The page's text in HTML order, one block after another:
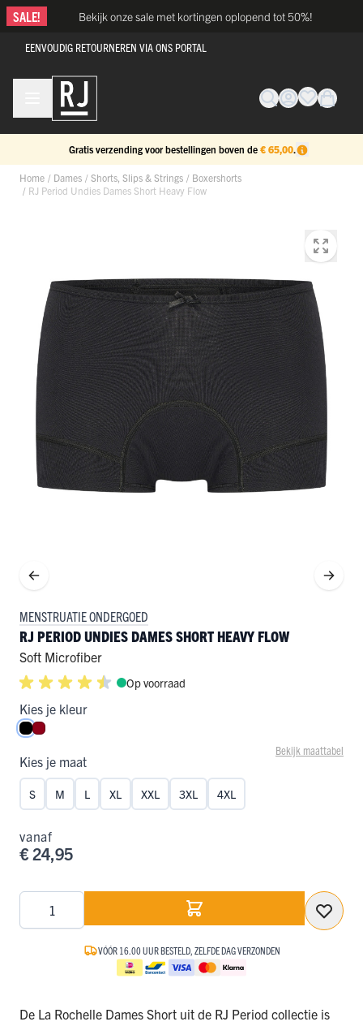
Ga naar de inhoud
SALE! Bekijk onze sale met kortingen oplopend tot 50%!
EENVOUDIG RETOURNEREN VIA ONS PORTAL
Gratis verzending voor bestellingen boven de € 65,00.
Home / Dames / Shorts, Slips & Strings / Boxershorts
/ RJ Period Undies Dames Short Heavy Flow
MENSTRUATIE ONDERGOED
RJ PERIOD UNDIES DAMES SHORT HEAVY FLOW
Soft Microfiber
Op voorraad
Kies je kleur
ZwartDonkerrood
Bekijk maattabel
Kies je maat
S M L XL XXL 3XL 4XL
vanaf
€ 24,95
VÓÓR 16.00 UUR BESTELD, ZELFDE DAG VERZONDEN
De La Rochelle Dames Short uit de RJ Period collectie is